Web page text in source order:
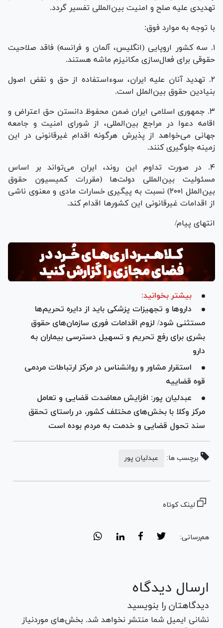
تهدیدی علیه صلح و امنیت بین‌المللی تفسیر گردد.
با توجه به موارد فوق:
۱. سه کشور اروپایی (انگلیس، آلمان و فرانسه) فاقد صلاحیت
حقوقی برای فعال‌سازی مکانیزم ماشه هستند.
۲. تهدید آنان علیه ایران، سوء‌استفاده از حق و نقض اصول
بنیادین حقوق بین‌الملل است.
۳. جمهوری اسلامی ایران ضمن محفوظ دانستن حق اعتراض و
اقامه دعوا در مراجع بین‌المللی، از شورای امنیت و جامعه
جهانی می‌خواهد از پذیرش هرگونه اقدام غیرقانونی در این
زمینه جلوگیری کنند.
۴. در صورت تداوم این روند، ایران می‌تواند بر اساس
مسئولیت بین‌المللی دولت‌ها (مقررات کمیسیون حقوق
بین‌الملل ۲۰۰۱) نسبت به پیگیری خسارات مادی و معنوی ناشی
از اقدامات غیرقانونی این کشورها اقدام کند.
انتهای پیام/
بیشتر بخوانید:
دارو‌ها و تجهیزات پزشکی باید از دایره تحریم‌ها
مستثنی شود/ لزوم اقدامات فوری سازمان‌های حقوق
بشری برای رفع تحریم و تسهیل دسترسی بیماران به
دارو
استقرار مشاور و روانشناس در مرکز ارتباطات مردمی
قوه قضاییه
عبدلیان پور: افزایش معاضدت قضایی و تعامل
مرکز وکلا با بخش‌های مختلف کشور، در راستای تحقق
سند تحول قضایی و خدمت به مردم بوده است
برچسب ها: عبدلیان پور
لینک کوتاه
هم‌رسانی:
ارسال دیدگاه
دیدگاهتان را بنویسید
نشانی ایمیل شما منتشر نخواهد شد. بخش‌های موردنیاز